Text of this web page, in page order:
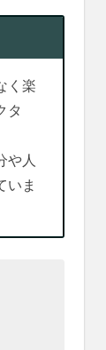
く楽
タ
や人
いま